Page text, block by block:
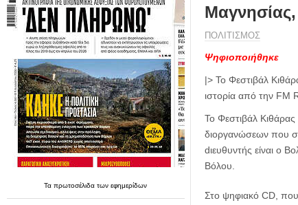
Ταπρωτοσέλιδατωνεφημερίδων
ΠΟΛΙΤΙΣΜΟΣ
Ψηφιοποιήθηκε
|> Το Φεστιβάλ
ιστορία από την FM
Το Φεστιβάλ
διοργανώσεων που
dιευθυντής είναι ο
Βόλου.
Στο ψηφιακό CD,